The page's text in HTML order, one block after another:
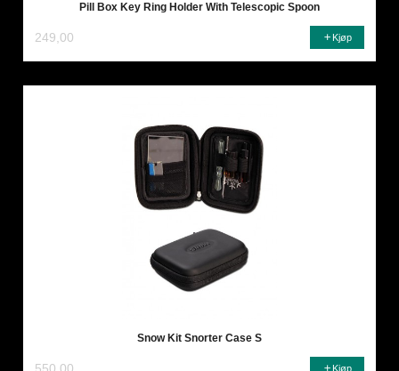
Pill Box Key Ring Holder With Telescopic Spoon
249,00 Kjøp
Snow Kit Snorter Case S
Kjøp